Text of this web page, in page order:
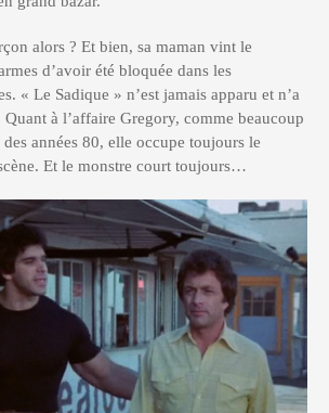
alors ? Et bien, sa maman vint le
d’avoir été bloquée dans les
« Le Sadique » n’est jamais apparu et n’a
Quant à l’affaire Gregory, comme beaucoup
des années 80, elle occupe toujours le
Et le monstre court toujours…